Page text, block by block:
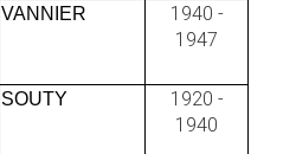
VANNIER
1940 -
1947
SOUTY
1920 -
1940